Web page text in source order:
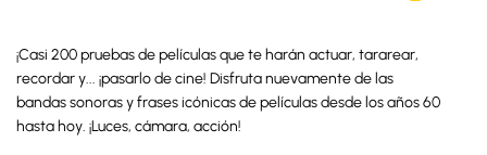
¡Casi 200 pruebas de películas que te harán actuar, tararear,
recordar y... ¡pasarlo de cine! Disfruta nuevamente de las
bandas sonoras y frases icónicas de películas desde los años 60
hasta hoy. ¡Luces, cámara, acción!